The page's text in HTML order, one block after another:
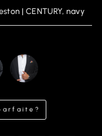
| CENTURY, navy